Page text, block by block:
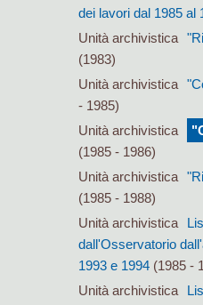
dei lavori dal 1985 al
Unità archivistica
(1983)
Unità archivistica
- 1985)
Unità archivistica
(1985 - 1986)
Unità archivistica
(1985 - 1988)
Unità archivistica
dall'Osservatorio
1993 e 1994(1985 -
Unità archivistica